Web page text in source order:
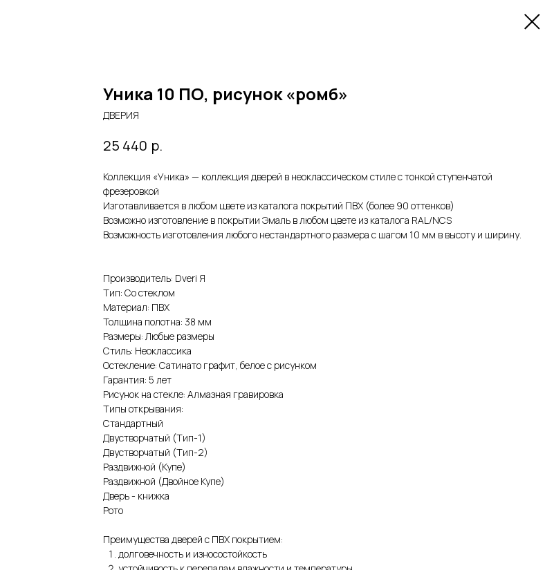
Уника 10 ПО, рисунок «ромб»
ДВЕРИЯ
25 440 р.
Коллекция «Уника» — коллекция дверей в неоклассическом стиле с тонкой ступенчатой
фрезеровкой
Изготавливается в любом цвете из каталога покрытий ПВХ (более 90 оттенков)
Возможно изготовление в покрытии Эмаль в любом цвете из каталога RAL/NCS
Возможность изготовления любого нестандартного размера с шагом 10 мм в высоту и ширину.
Производитель: Dveri Я
Тип: Со стеклом
Материал: ПВХ
Толщина полотна: 38 мм
Размеры: Любые размеры
Стиль: Неоклассика
Остекление: Сатинато графит, белое с рисунком
Гарантия: 5 лет
Рисунок на стекле: Алмазная гравировка
Типы открывания:
Стандартный
Двустворчатый (Тип-1)
Двустворчатый (Тип-2)
Раздвижной (Купе)
Раздвижной (Двойное Купе)
Дверь - книжка
Рото
Преимущества дверей с ПВХ покрытием:
долговечность и износостойкость